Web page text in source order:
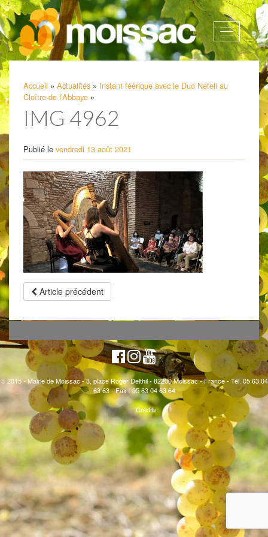
Afficher
la
Accueil » Actualités » Instant féérique avec le Duo Nefeli au
Cloître de l’Abbaye »
IMG 4962
Publié le vendredi 13 août 2021
Article précédent
© 2015 - Mairie de Moissac - 3, place Roger Delthil - 82200 Moissac - France - Tél. 05 63 04
63 63 - Fax : 05 63 04 63 64
Crédits